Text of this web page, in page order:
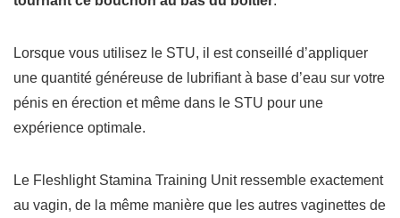
Lorsque vous utilisez le STU, il est conseillé d’appliquer
une quantité généreuse de lubrifiant à base d’eau sur votre
pénis en érection et même dans le STU pour une
expérience optimale.
Le Fleshlight Stamina Training Unit ressemble exactement
au vagin, de la même manière que les autres vaginettes de